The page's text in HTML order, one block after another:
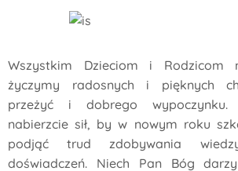
Wszystkim Dzieciom i Rodzicom
życzymy radosnych i pięknych
przeżyć i dobrego wypoczynku.
nabierzcie sił, by w nowym roku
podjąć trud zdobywania
doświadczeń. Niech Pan Bóg